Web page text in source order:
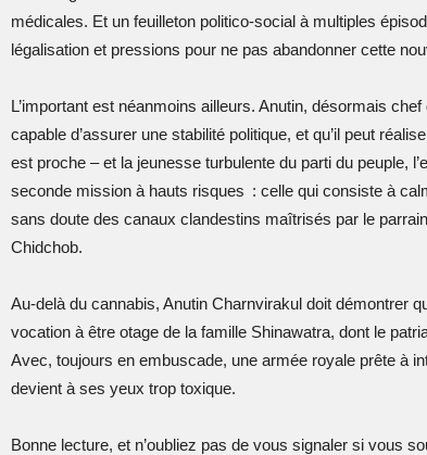
médicales. Et un feuilleton politico-social à multiples
légalisation et pressions pour ne pas abandonner cette
L’important est néanmoins ailleurs. Anutin, désormais
capable d’assurer une stabilité politique, et qu’il peut
est proche – et la jeunesse turbulente du parti du peuple,
seconde mission à hauts risques : celle qui consiste à
sans doute des canaux clandestins maîtrisés par le
Chidchob.
Au-delà du cannabis, Anutin Charnvirakul doit démontrer
vocation à être otage de la famille Shinawatra, dont le
Avec, toujours en embuscade, une armée royale prête à
devient à ses yeux trop toxique.
Bonne lecture, et n’oubliez pas de vous signaler si vous